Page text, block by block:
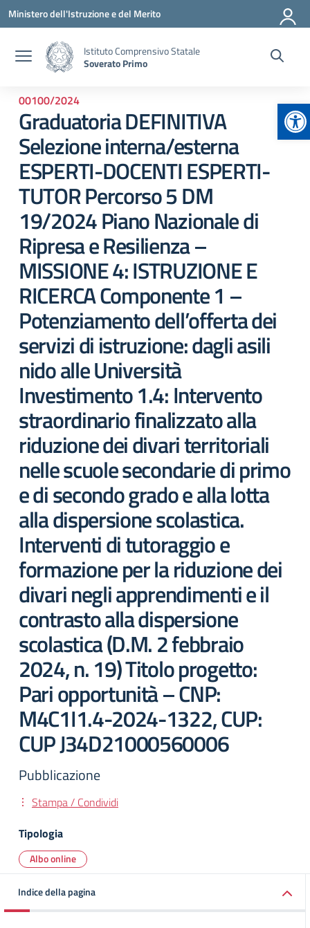
Vai ai contenuti
Vai al menu di navigazione
Vai al footer
Ministero dell'Istruzione e del Merito
Istituto Comprensivo Statale
Soverato Primo
00100/2024
Graduatoria DEFINITIVA
Selezione interna/esterna
ESPERTI-DOCENTI ESPERTI-
TUTOR Percorso 5 DM
19/2024 Piano Nazionale di
Ripresa e Resilienza –
MISSIONE 4: ISTRUZIONE E
RICERCA Componente 1 –
Potenziamento dell’offerta dei
servizi di istruzione: dagli asili
nido alle Università
Investimento 1.4: Intervento
straordinario finalizzato alla
riduzione dei divari territoriali
nelle scuole secondarie di primo
e di secondo grado e alla lotta
alla dispersione scolastica.
Interventi di tutoraggio e
formazione per la riduzione dei
divari negli apprendimenti e il
contrasto alla dispersione
scolastica (D.M. 2 febbraio
2024, n. 19) Titolo progetto:
Pari opportunità – CNP:
M4C1I1.4-2024-1322, CUP:
CUP J34D21000560006
Pubblicazione
Stampa / Condividi
Tipologia
Albo online
Indice della pagina